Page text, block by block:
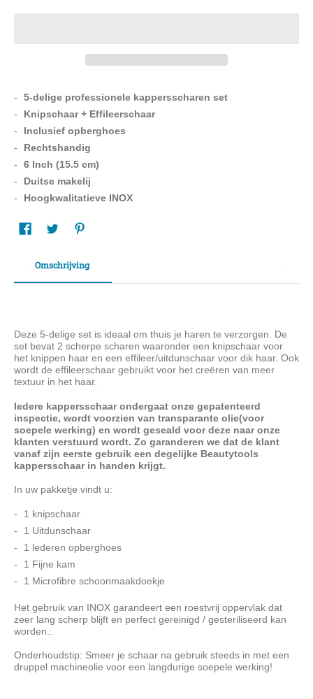
5-delige professionele kappersscharen set
Knipschaar + Effileerschaar
Inclusief opberghoes
Rechtshandig
6 Inch (15.5 cm)
Duitse makelij
Hoogkwalitatieve INOX
Omschrijving
Deze 5-delige set is ideaal om thuis je haren te verzorgen. De
set bevat 2 scherpe scharen waaronder een knipschaar voor
het knippen haar en een effileer/uitdunschaar voor dik haar. Ook
wordt de effileerschaar gebruikt voor het creëren van meer
textuur in het haar.
Iedere kappersschaar ondergaat onze gepatenteerd
inspectie, wordt voorzien van transparante olie(voor
soepele werking) en wordt geseald voor deze naar onze
klanten verstuurd wordt. Zo garanderen we dat de klant
vanaf zijn eerste gebruik een degelijke Beautytools
kappersschaar in handen krijgt.
In uw pakketje vindt u:
1 knipschaar
1 Uitdunschaar
1 lederen opberghoes
1 Fijne kam
1 Microfibre schoonmaakdoekje
Het gebruik van INOX garandeert een roestvrij oppervlak dat
zeer lang scherp blijft en perfect gereinigd / gesteriliseerd kan
worden..
Onderhoudstip: Smeer je schaar na gebruik steeds in met een
druppel machineolie voor een langdurige soepele werking!